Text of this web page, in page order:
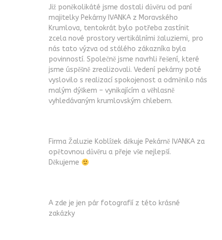
Již poněkolikáté jsme dostali důvěru od paní
majitelky Pekárny IVANKA z Moravského
Krumlova, tentokrát bylo potřeba zastínit
zcela nové prostory vertikálními žaluziemi, pro
nás tato výzva od stálého zákazníka byla
povinností. Společně jsme navrhli řešení, které
jsme úspěšně zrealizovali. Vedení pekárny poté
vyslovilo s realizací spokojenost a odměnilo nás
malým dýškem – vynikajícím a věhlasně
vyhledávaným krumlovským chlebem.
Firma Žaluzie Koblížek děkuje Pekárně IVANKA za
opětovnou důvěru a přeje vše nejlepší.
Děkujeme
A zde je jen pár fotografií z této krásné
zakázky